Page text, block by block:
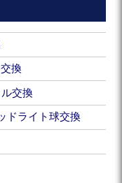
換
交換
ライト球交換